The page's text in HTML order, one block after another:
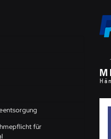
für